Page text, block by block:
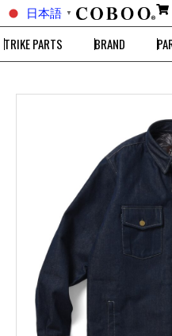
日本語 ▼
TRIKE PARTS BRAND